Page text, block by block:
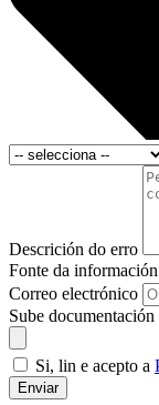
Descrición do erro
Fonte da información
Correo electrónico
Sube
Si, lin e acepto a
Enviar